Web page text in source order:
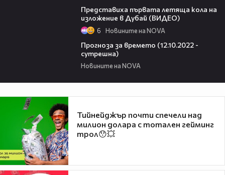
Представиха първата летяща кола на
изложение в Дубай (ВИДЕО)
6 Новините на NOVA
Прогноза за времето (12.10.2022 -
сутрешна)
Новините на NOVA
Тийнейджър почти спечели над
милион долара с тотален гейминг
трол😯💥